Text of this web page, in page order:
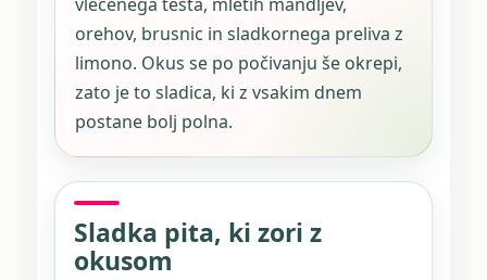
orehov, brusnic in sladkornega preliva z
limono. Okus se po počivanju še okrepi,
zato je to sladica, ki z vsakim dnem
postane bolj polna.
Sladka pita, ki zori z
okusom